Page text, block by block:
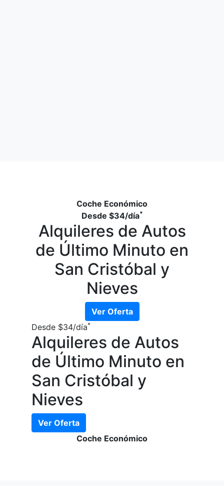
Coche Económico
Desde $34/día*
Alquileres de Autos
de Último Minuto en
San Cristóbal y
Nieves
Ver Oferta
Desde $34/día*
Alquileres de Autos
de Último Minuto en
San Cristóbal y
Nieves
Ver Oferta
Coche Económico